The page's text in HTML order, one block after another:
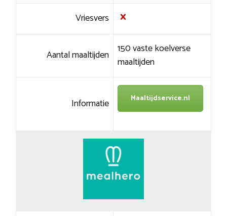
Vriesvers
Aantal maaltijden 150 vaste koelverse
maaltijden
Informatie Maaltijdservice.nl